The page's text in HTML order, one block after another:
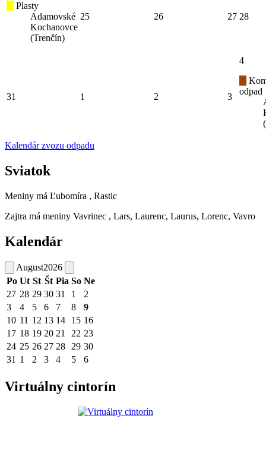
Plasty
Adamovské
Kochanovce
(Trenčín)
25 26 27 28
31 1 2 3
4
odpad
Kalendár zvozu odpadu
Sviatok
Meniny má Ľubomíra , Rastic
Zajtra má meniny Vavrinec , Lars, Laurenc, Laurus, Lorenc, Vavro
Kalendár
August2026
Po Ut St Št Pia So Ne
27 28 29 30 31 1
2
3
4 5 6 7 8
9
10 11 12 13 14 15 16
17 18 19 20 21 22 23
24 25 26 27 28 29 30
31 1 2 3 4 5 6
Virtuálny cintorín